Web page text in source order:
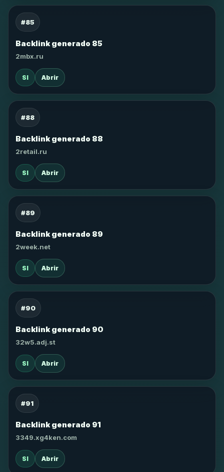
#85
Backlink generado 85
2mbx.ru
SI Abrir
#88
Backlink generado 88
2retail.ru
SI Abrir
#89
Backlink generado 89
2week.net
SI Abrir
#90
Backlink generado 90
32w5.adj.st
SI Abrir
#91
Backlink generado 91
3349.xg4ken.com
SI Abrir